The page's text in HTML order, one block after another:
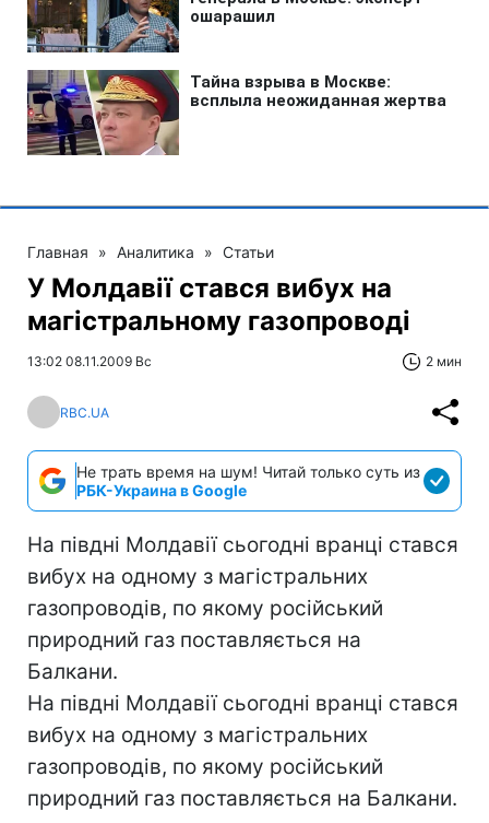
Главная » Аналитика » Статьи
У Молдавії стався вибух на
магістральному газопроводі
13:02 08.11.2009 Вс 2 мин
RBC.UA
Не трать время на шум! Читай только суть из
РБК-Украина в Google
На півдні Молдавії сьогодні вранці стався
вибух на одному з магістральних
газопроводів, по якому російський
природний газ поставляється на
Балкани.
На півдні Молдавії сьогодні вранці стався
вибух на одному з магістральних
газопроводів, по якому російський
природний газ поставляється на Балкани.